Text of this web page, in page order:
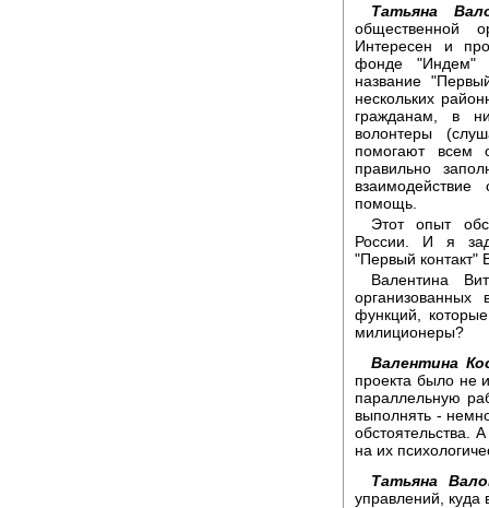
Татьяна
общественной
Интересен и
фонде "Индем"
название
нескольких
гражданам, в
волонтеры
помогают всем
правильно
помощь.
Этот опыт
России. И я
"Первый контакт"
Валентина
функций,
милиционеры?
Валентина
проекта было не
параллельную
выполнять -
обстоятельства.
на их
Татьяна
управлений, куда